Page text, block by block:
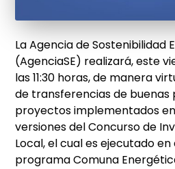
La Agencia de Sostenibilidad
(AgenciaSE) realizará, este
las 11:30 horas, de manera
de transferencias de
proyectos implementados
versiones del Concurso de
Local, el cual es ejecutado
programa Comuna